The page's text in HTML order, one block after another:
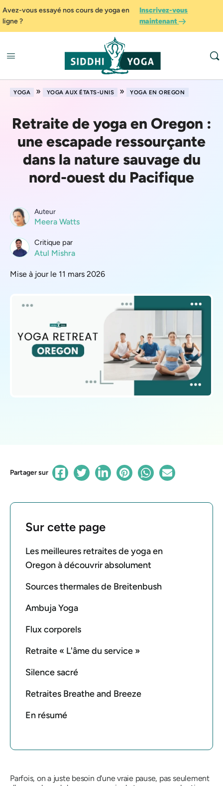
Avez-vous essayé nos cours de yoga en
ligne ?
Inscrivez-vous
maintenant
YOGA » YOGA AUX ÉTATS-UNIS » YOGA EN OREGON
Retraite de yoga en Oregon :
une escapade ressourçante
dans la nature sauvage du
nord-ouest du Pacifique
Auteur
Meera Watts
Critique par
Atul Mishra
Mise à jour le 11 mars 2026
Partager sur
Sur cette page
Les meilleures retraites de yoga en
Oregon à découvrir absolument
Sources thermales de Breitenbush
Ambuja Yoga
Flux corporels
Retraite « L'âme du service »
Silence sacré
Retraites Breathe and Breeze
En résumé
Parfois, on a juste besoin d'une vraie pause, pas seulement